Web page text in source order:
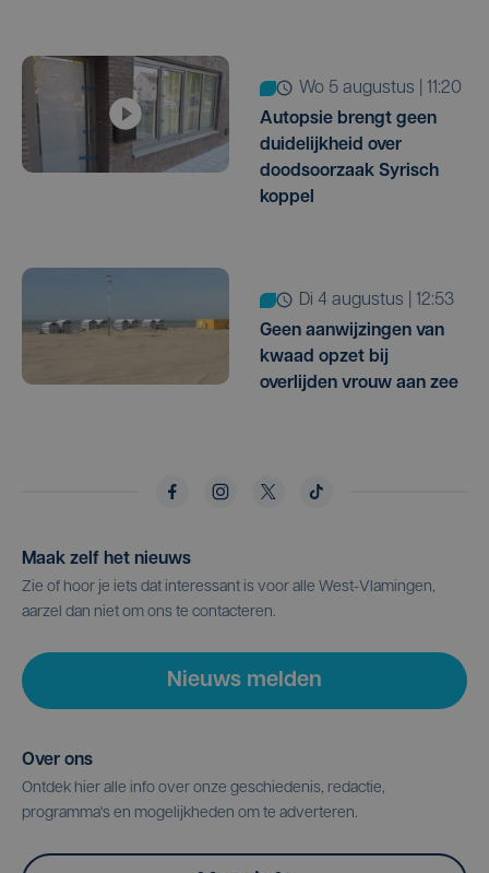
wo 5 augustus | 11:20
Autopsie brengt geen
duidelijkheid over
doodsoorzaak Syrisch
koppel
di 4 augustus | 12:53
Geen aanwijzingen van
kwaad opzet bij
overlijden vrouw aan zee
Maak zelf het nieuws
Zie of hoor je iets dat interessant is voor alle West-Vlamingen,
aarzel dan niet om ons te contacteren.
Nieuws melden
Over ons
Ontdek hier alle info over onze geschiedenis, redactie,
programma's en mogelijkheden om te adverteren.